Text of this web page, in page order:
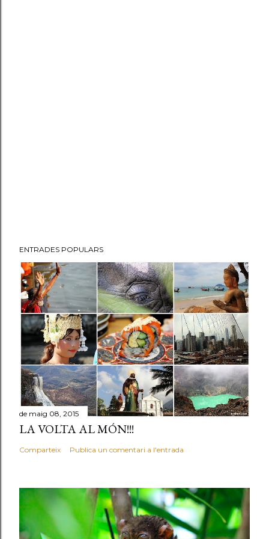
ENTRADES POPULARS
de maig 08, 2015
LA VOLTA AL MÓN!!!
Comparteix Publica un comentari a l'entrada